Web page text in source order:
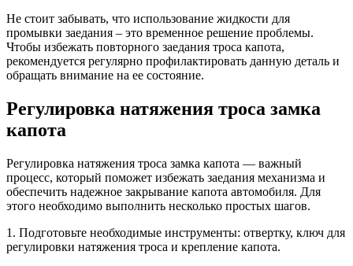
Не стоит забывать, что использование жидкости для
промывки заедания – это временное решение проблемы.
Чтобы избежать повторного заедания троса капота,
рекомендуется регулярно профилактировать данную деталь и
обращать внимание на ее состояние.
Регулировка натяжения троса замка
капота
Регулировка натяжения троса замка капота — важный
процесс, который поможет избежать заедания механизма и
обеспечить надежное закрывание капота автомобиля. Для
этого необходимо выполнить несколько простых шагов.
1. Подготовьте необходимые инструменты: отвертку, ключ для
регулировки натяжения троса и крепление капота.